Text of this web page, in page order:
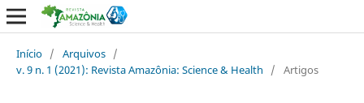
Início / Arquivos /
v. 9 n. 1 (2021): Revista Amazônia: Science & Health
/ Artigos